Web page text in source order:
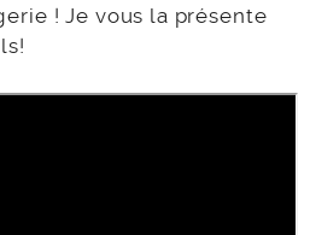
! Je vous la présente